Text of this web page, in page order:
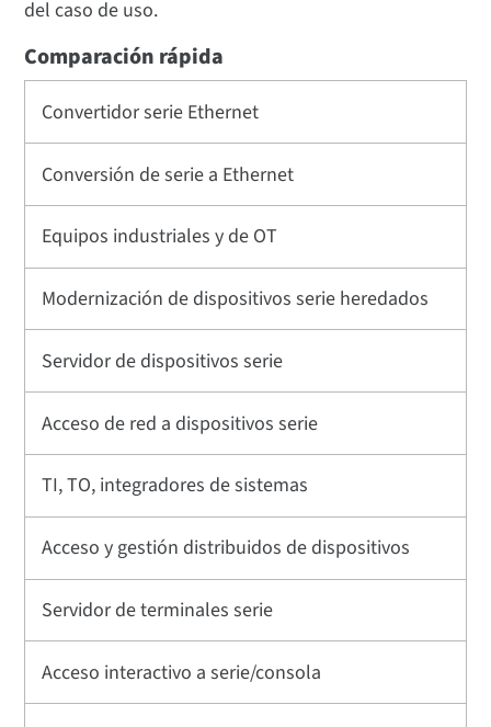
del caso de uso.
Comparación rápida
Convertidor serie Ethernet
Conversión de serie a Ethernet
Equipos industriales y de OT
Modernización de dispositivos serie heredados
Servidor de dispositivos serie
Acceso de red a dispositivos serie
TI, TO, integradores de sistemas
Acceso y gestión distribuidos de dispositivos
Servidor de terminales serie
Acceso interactivo a serie/consola